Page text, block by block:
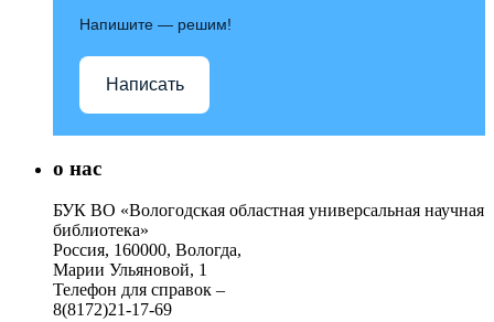
Напишите — решим!
Написать
о нас
БУК ВО «Вологодская областная универсальная научная
библиотека»
Россия, 160000, Вологда,
Марии Ульяновой, 1
Телефон для справок –
8(8172)21-17-69